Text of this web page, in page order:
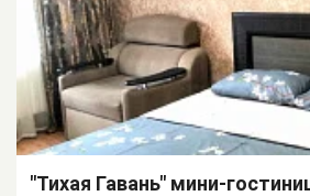
"Тихая Гавань" мини-